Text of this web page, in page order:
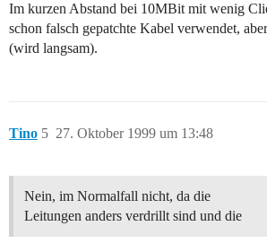
Im kurzen Abstand bei 10MBit mit wenig
schon falsch gepatchte Kabel verwendet,
(wird langsam).
Tino 27. Oktober 1999 um 13:48
5
Nein, im Normalfall nicht, da die
Leitungen anders verdrillt sind und die